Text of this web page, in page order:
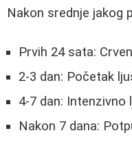
Nakon srednje jakog
Prvih 24 sata:
2-3 dan: Početak
4-7 dan: Intenzivno
Nakon 7 dana: